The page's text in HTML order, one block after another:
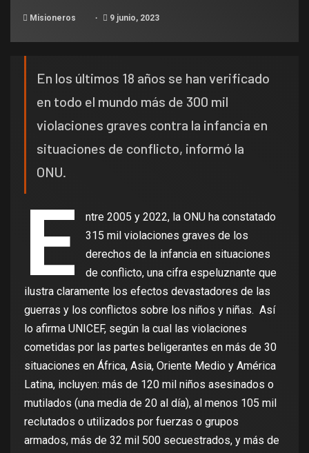
Misioneros 9 junio, 2023
En los últimos 18 años se han verificado
en todo el mundo más de 300 mil
violaciones graves contra la infancia en
situaciones de conflicto, informó la
ONU.
E
ntre 2005 y 2022, la ONU ha constatado
315 mil violaciones graves de los
derechos de la infancia en situaciones
de conflicto, una cifra espeluznante que
ilustra claramente los efectos devastadores de las
guerras y los conflictos sobre los niños y niñas. Así
lo afirma UNICEF, según la cual las violaciones
cometidas por las partes beligerantes en más de 30
situaciones en África, Asia, Oriente Medio y América
Latina, incluyen: más de 120 mil niños asesinados o
mutilados (una media de 20 al día), al menos 105 mil
reclutados o utilizados por fuerzas o grupos
armados, más de 32 mil 500 secuestrados, y más de